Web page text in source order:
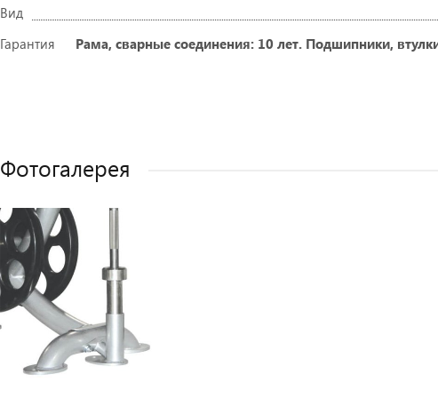
Вид
Гарантия
Рама, сварные соединения: 10 лет. Подшипники,
Фотогалерея